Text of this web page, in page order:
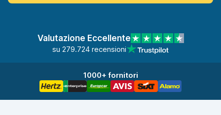
Valutazione Eccellente
su 279.724 recensioni
1000+ fornitori